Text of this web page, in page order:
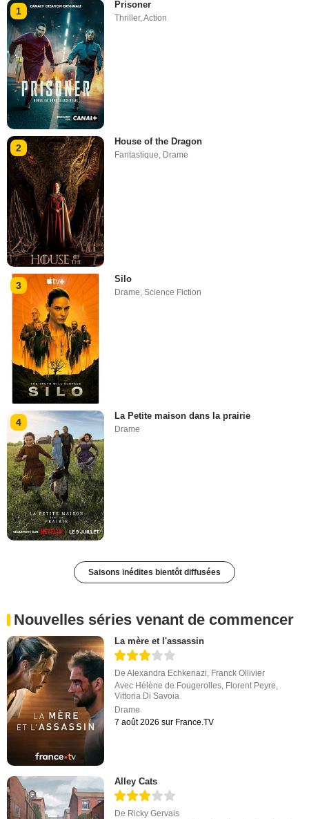
1
Prisoner
Thriller,Action
2
House of the Dragon
Fantastique, Drame
3
Silo
Drame ,Science Fiction
4
La Petite maison dans la prairie
Drame
Saisons inédites bientôt diffusées
Nouvelles séries venant de commencer
La mère et l'assassin
DeAlexandra Echkenazi, Franck Ollivier
Avec Hélène de Fougerolles, Florent Peyre,
Vittoria Di Savoia
Drame
7 août 2026 sur France.TV
Alley Cats
De Ricky Gervais